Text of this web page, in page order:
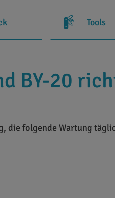
Tools
BY-20
die folgende Wartung